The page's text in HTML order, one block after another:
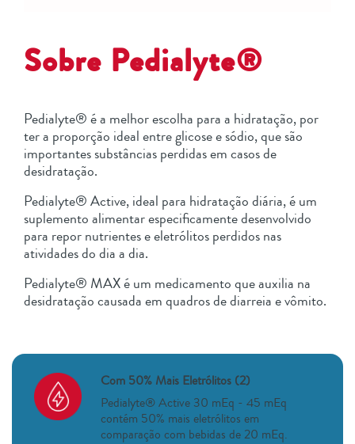
Sobre Pedialyte®
Pedialyte® é a melhor escolha para a hidratação, por
ter a proporção ideal entre glicose e sódio, que são
importantes substâncias perdidas em casos de
desidratação.​
Pedialyte® Active, ideal para hidratação diária, é um
suplemento alimentar especificamente desenvolvido
para repor nutrientes e eletrólitos perdidos nas
atividades do dia a dia.​
Pedialyte® MAX é um medicamento que auxilia na
desidratação causada em quadros de diarreia e vômito.
Com 50% Mais Eletrólitos (2)
Pedialyte® Active 30 mEq - 45 mEq
contém 50% mais eletrólitos em
comparação com bebidas de 20 mEq.